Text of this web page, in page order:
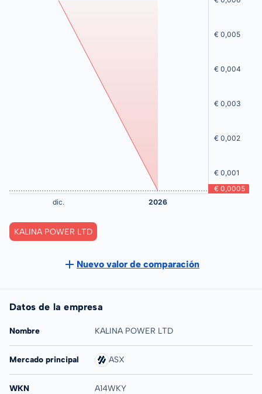
KALINA POWER LTD
Nuevo valor de comparación
Datos de la empresa
Nombre KALINA POWER LTD
Mercado principal ASX
WKN A14WKY